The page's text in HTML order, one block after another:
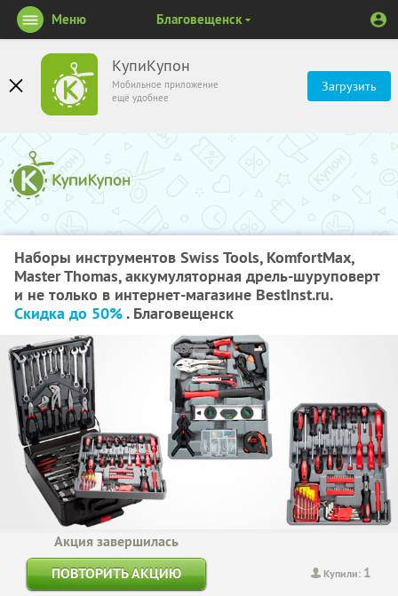
КупиКупон
Мобильное приложение
ещё удобнее
Загрузить
Меню Благовещенск
Наборы инструментов Swiss Tools, KomfortMax,
Master Thomas, аккумуляторная дрель-шуруповерт
и не только в интернет-магазине BestInst.ru.
Скидка до 50%. Благовещенск
Купили: 1
Акция завершилась
ПОВТОРИТЬ АКЦИЮ